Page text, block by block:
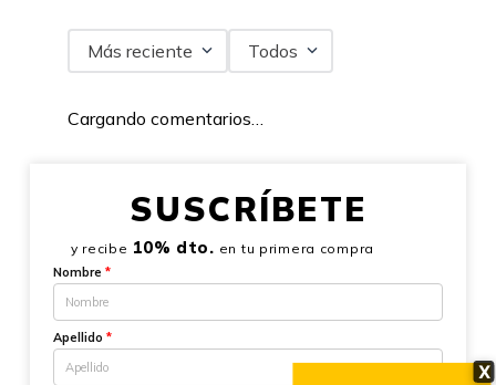
X
Más reciente Todos
Cargando comentarios…
SUSCRÍBETE
y recibe 10% dto. en tu primera compra
Nombre *
Apellido *